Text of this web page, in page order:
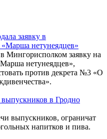
заявку в
нетунеядцев»
Мингорисполком заявку на
нетунеядцев»,
против декрета №3 «О
в Гродно
выпускников, ограничат
напитков и пива.